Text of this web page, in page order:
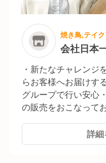
◆社員のやる気が品質
店舗で頑張るパートさ
競う大会を開催し、表
います。
頑張りを正当に評価し
ベーション向上とサー
す。
社員は応援、大会運営
るため、社員同士のコ
ても会社として大切な
焼き鳥,テイ
会社日本
・新たなチャレンジ
らお客様へお届けす
グループで行い安心
の販売をおこなって
向にあると言われて
ライチェーンとして
詳